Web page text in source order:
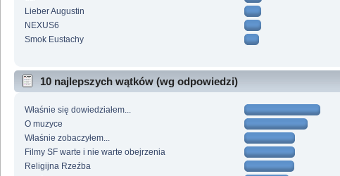
Lieber Augustin
NEXUS6
Smok Eustachy
10 najlepszych wątków (wg odpowiedzi)
Właśnie się dowiedziałem...
O muzyce
Właśnie zobaczyłem...
Filmy SF warte i nie warte obejrzenia
Religijna Rzeźba